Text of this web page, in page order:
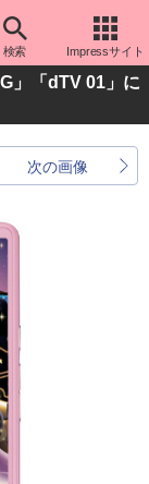
検索 Impressサイト
」「dTV 01」に
次の画像